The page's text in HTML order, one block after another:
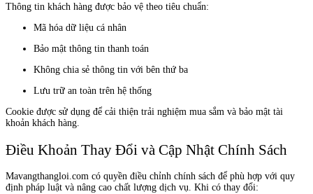
Thông tin khách hàng được bảo vệ theo tiêu chuẩn:
Mã hóa dữ liệu cá nhân
Bảo mật thông tin thanh toán
Không chia sẻ thông tin với bên thứ ba
Lưu trữ an toàn trên hệ thống
Cookie được sử dụng để cải thiện trải nghiệm mua sắm và bảo mật tài
khoản khách hàng.
Điều Khoản Thay Đổi và Cập Nhật Chính Sách
Mavangthangloi.com có quyền điều chỉnh chính sách để phù hợp với quy
định pháp luật và nâng cao chất lượng dịch vụ. Khi có thay đổi: